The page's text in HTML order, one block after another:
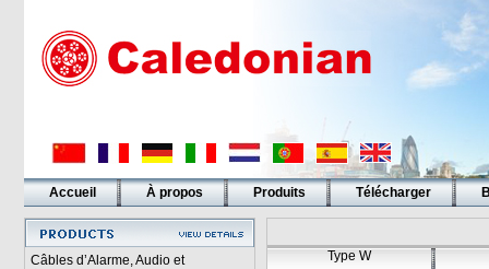
Accueil À propos Produits Télécharger
Liens
Câbles d’Alarme, Audio et
Type W